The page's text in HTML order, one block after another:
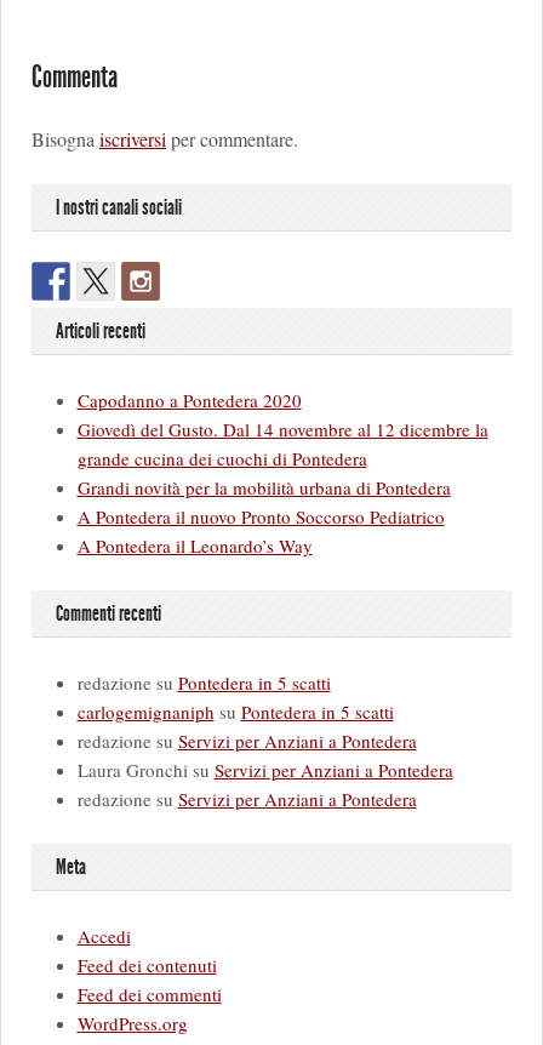
Commenta
Bisognaiscriversiper commentare.
I nostri canali sociali
Articoli recenti
Capodanno a Pontedera 2020
Giovedì del Gusto. Dal 14 novembre al 12 dicembre la
grande cucina dei cuochi di Pontedera
Grandi novità per la mobilità urbana di Pontedera
A Pontedera il nuovo Pronto Soccorso Pediatrico
A Pontedera il Leonardo’s Way
Commenti recenti
redazionesu Pontedera in 5 scatti
carlogemignaniph su Pontedera in 5 scatti
redazionesu Servizi per Anziani a Pontedera
Laura Gronchisu Servizi per Anziani a Pontedera
redazionesu Servizi per Anziani a Pontedera
Meta
Accedi
Feed dei contenuti
Feed dei commenti
WordPress.org